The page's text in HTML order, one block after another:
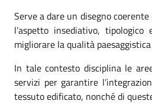
Serve a dare un disegno
l’aspetto insediativo,
migliorare la qualità paesaggistica
In tale contesto disciplina le
servizi per garantire
tessuto edificato, nonché di